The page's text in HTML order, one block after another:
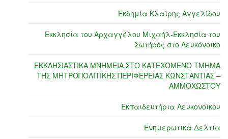
Εκδημία Κλαίρης Αγγελίδου
Εκκλησία του Αρχαγγέλου Μιχαήλ-Εκκλησία του
Σωτήρος στο Λευκόνοικο
ΕΚΚΛΗΣΙΑΣΤΙΚΑ ΜΝΗΜΕΙΑ ΣΤΟ ΚΑΤΕΧΟΜΕΝΟ ΤΜΗΜΑ
ΤΗΣ ΜΗΤΡΟΠΟΛΙΤΙΚΗΣ ΠΕΡΙΦΕΡΕΙΑΣ ΚΩΝΣΤΑΝΤΙΑΣ –
ΑΜΜΟΧΩΣΤΟΥ
Εκπαιδευτήρια Λευκονοίκου
Ενημερωτικά Δελτία